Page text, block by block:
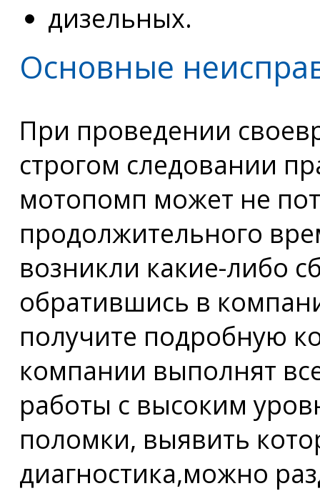
дизельных.
Основные
При проведении
строгом следовании
мотопомп может не
продолжительного
возникли какие-либо
обратившись в
получите подробную
компании выполнят
работы с высоким
поломки, выявить
диагностика,можно